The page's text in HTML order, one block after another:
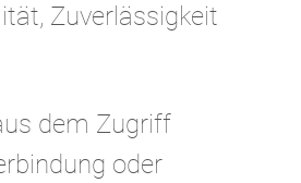
Zuverlässigkeit
dem Zugriff
oder